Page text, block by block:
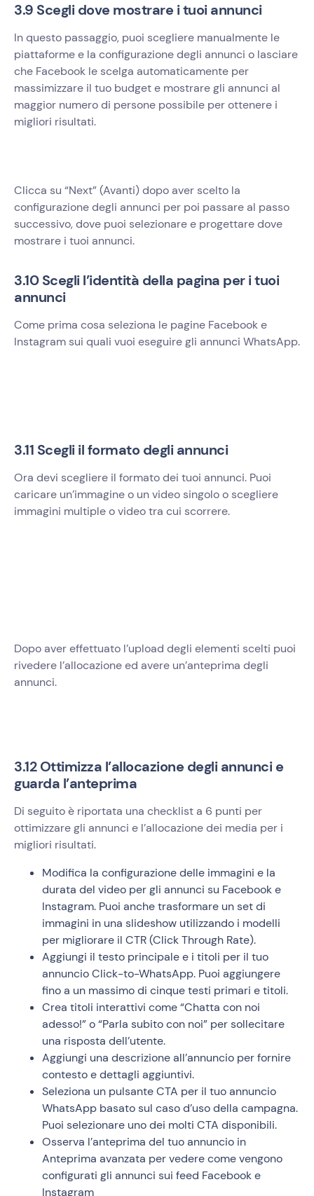
3.9 Scegli dove mostrare i tuoi annunci
In questo passaggio, puoi scegliere manualmente le
piattaforme e la configurazione degli annunci o lasciare
che Facebook le scelga automaticamente per
massimizzare il tuo budget e mostrare gli annunci al
maggior numero di persone possibile per ottenere i
migliori risultati.
Clicca su “Next” (Avanti) dopo aver scelto la
configurazione degli annunci per poi passare al passo
successivo, dove puoi selezionare e progettare dove
mostrare i tuoi annunci.
3.10 Scegli l’identità della pagina per i tuoi
annunci
Come prima cosa seleziona le pagine Facebook e
Instagram sui quali vuoi eseguire gli annunci WhatsApp.
3.11 Scegli il formato degli annunci
Ora devi scegliere il formato dei tuoi annunci. Puoi
caricare un’immagine o un video singolo o scegliere
immagini multiple o video tra cui scorrere.
Dopo aver effettuato l’upload degli elementi scelti puoi
rivedere l’allocazione ed avere un’anteprima degli
annunci.
3.12 Ottimizza l’allocazione degli annunci e
guarda l’anteprima
Di seguito è riportata una checklist a 6 punti per
ottimizzare gli annunci e l’allocazione dei media per i
migliori risultati.
Modifica la configurazione delle immagini e la
durata del video per gli annunci su Facebook e
Instagram. Puoi anche trasformare un set di
immagini in una slideshow utilizzando i modelli
per migliorare il CTR (Click Through Rate).
Aggiungi il testo principale e i titoli per il tuo
annuncio Click-to-WhatsApp. Puoi aggiungere
fino a un massimo di cinque testi primari e titoli.
Crea titoli interattivi come “Chatta con noi
adesso!” o “Parla subito con noi” per sollecitare
una risposta dell’utente.
Aggiungi una descrizione all’annuncio per fornire
contesto e dettagli aggiuntivi.
Seleziona un pulsante CTA per il tuo annuncio
WhatsApp basato sul caso d’uso della campagna.
Puoi selezionare uno dei molti CTA disponibili.
Osserva l’anteprima del tuo annuncio in
Anteprima avanzata per vedere come vengono
configurati gli annunci sui feed Facebook e
Instagram